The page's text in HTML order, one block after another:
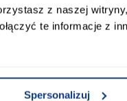
z naszej
te informacje z
Spersonalizuj